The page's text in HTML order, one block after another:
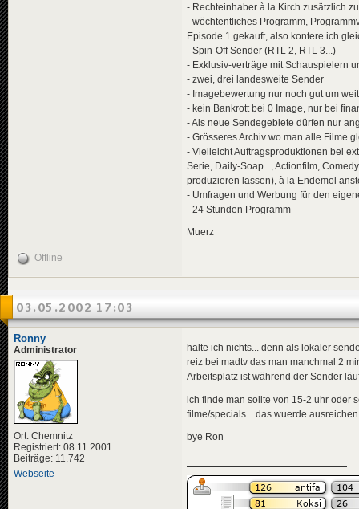
- Rechteinhaber à la Kirch zusätzlich
- wöchtentliches Programm,
Episode 1 gekauft, also kontere ich
- Spin-Off Sender (RTL 2, RTL 3...)
- Exklusiv-verträge mit Schauspielern
- zwei, drei landesweite Sender
- Imagebewertung nur noch gut um
- kein Bankrott bei 0 Image, nur bei
- Als neue Sendegebiete dürfen nur
- Grösseres Archiv wo man alle Filme
- Vielleicht Auftragsproduktionen bei
Serie, Daily-Soap..., Actionfilm,
produzieren lassen), à la Endemol
- Umfragen und Werbung für den
- 24 Stunden Programm
Muerz
Offline
03.05.2002 17:03
Ronny
Administrator
Ort: Chemnitz
Registriert: 08.11.2001
Beiträge: 11.742
Webseite
halte ich nichts... denn als lokaler
reiz bei madtv das man manchmal 2
Arbeitsplatz ist während der Sender
ich finde man sollte von 15-2 uhr oder
filme/specials... das wuerde
bye Ron